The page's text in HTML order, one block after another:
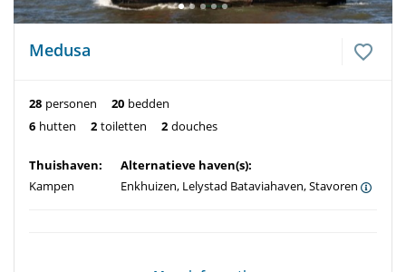
Medusa
28 personen 20 bedden
6 hutten 2 toiletten 2 douches
Thuishaven:
Kampen
Alternatieve haven(s):
Enkhuizen, Lelystad Bataviahaven, Stavoren